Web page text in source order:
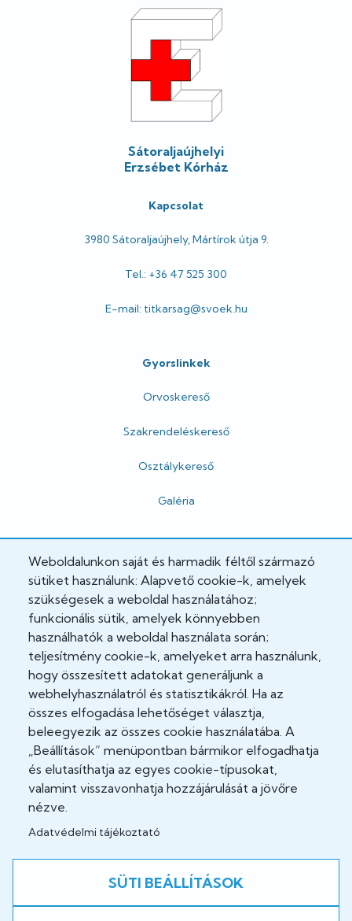
Sátoraljaújhelyi
Erzsébet Kórház
Kapcsolat
3980 Sátoraljaújhely, Mártírok útja 9.
Tel.: +36 47 525 300
E-mail: titkarsag@svoek.hu
Gyorslinkek
Orvoskereső
Szakrendeléskereső
Osztálykereső
Galéria
Hivatalos
Adatkezelési tájékoztató
Adatvédelmi tisztviselő
Akadálymentesítési nyilatkozat
Cookie Policy
Felhasználási feltételek
Impresszum
Jogi nyilatkozatok
Facebook
Weboldalunkon saját és harmadik féltől származó
sütiket használunk: Alapvető cookie-k, amelyek
szükségesek a weboldal használatához;
funkcionális sütik, amelyek könnyebben
használhatók a weboldal használata során;
teljesítmény cookie-k, amelyeket arra használunk,
hogy összesített adatokat generáljunk a
webhelyhasználatról és statisztikákról. Ha az
összes elfogadása lehetőséget választja,
beleegyezik az összes cookie használatába. A
„Beállítások” menüpontban bármikor elfogadhatja
és elutasíthatja az egyes cookie-típusokat,
valamint visszavonhatja hozzájárulását a jövőre
nézve.
Adatvédelmi tájékoztató
SÜTI BEÁLLÍTÁSOK